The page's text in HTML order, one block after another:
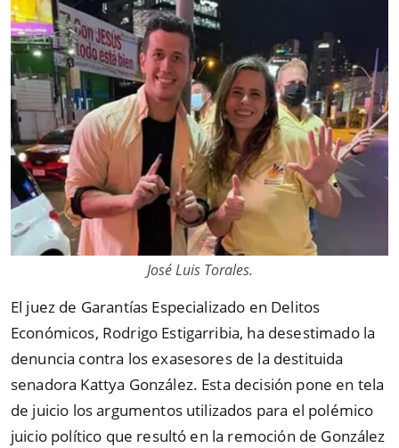
José Luis Torales.
El juez de Garantías Especializado en Delitos
Económicos, Rodrigo Estigarribia, ha desestimado la
denuncia contra los exasesores de la destituida
senadora Kattya González. Esta decisión pone en tela
de juicio los argumentos utilizados para el polémico
juicio político que resultó en la remoción de González